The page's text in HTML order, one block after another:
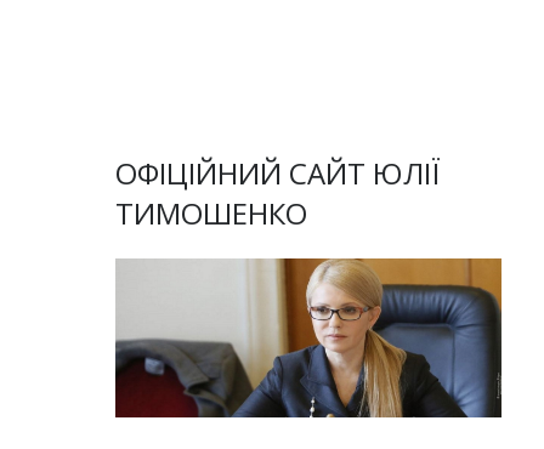
ОФІЦІЙНИЙ САЙТ ЮЛІЇ
ТИМОШЕНКО